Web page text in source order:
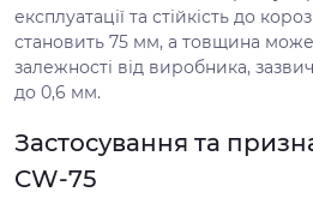
експлуатації та стійкість до
становить 75 мм, а товщина
залежності від виробника,
до 0,6 мм.
Застосування та
CW-75